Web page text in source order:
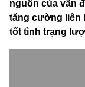
nguồn của vấn
tăng cường liên
tốt tình trạng